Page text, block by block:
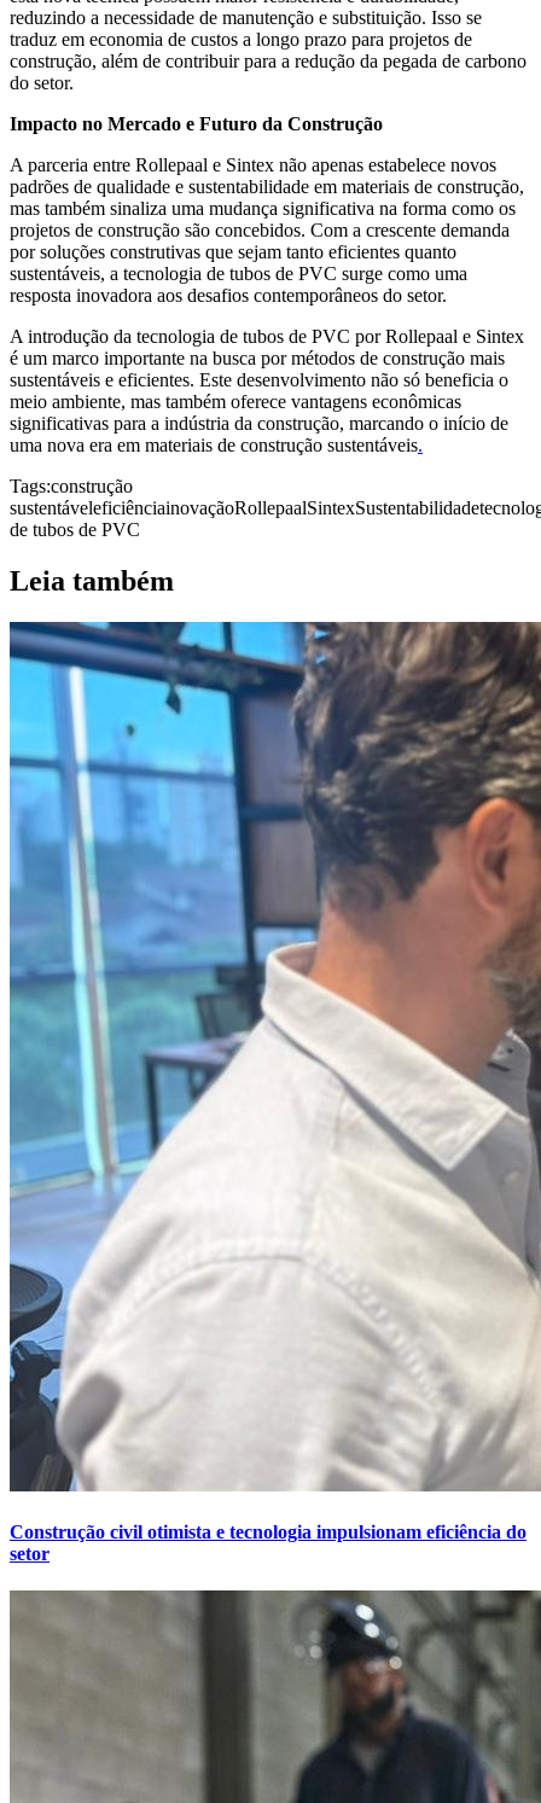
reduzindo a necessidade de manutenção e substituição. Isso se
traduz em economia de custos a longo prazo para projetos de
construção, além de contribuir para a redução da pegada de carbono
do setor.
Impacto no Mercado e Futuro da Construção
A parceria entre Rollepaal e Sintex não apenas estabelece novos
padrões de qualidade e sustentabilidade em materiais de construção,
mas também sinaliza uma mudança significativa na forma como os
projetos de construção são concebidos. Com a crescente demanda
por soluções construtivas que sejam tanto eficientes quanto
sustentáveis, a tecnologia de tubos de PVC surge como uma
resposta inovadora aos desafios contemporâneos do setor.
A introdução da tecnologia de tubos de PVC por Rollepaal e Sintex
é um marco importante na busca por métodos de construção mais
sustentáveis e eficientes. Este desenvolvimento não só beneficia o
meio ambiente, mas também oferece vantagens econômicas
significativas para a indústria da construção, marcando o início de
uma nova era em materiais de construção sustentáveis.
Tags:construção
sustentáveleficiênciainovaçãoRollepaalSintexSustentabilidade
de tubos de PVC
Leia também
Construção civil otimista e tecnologia impulsionam eficiência do
setor